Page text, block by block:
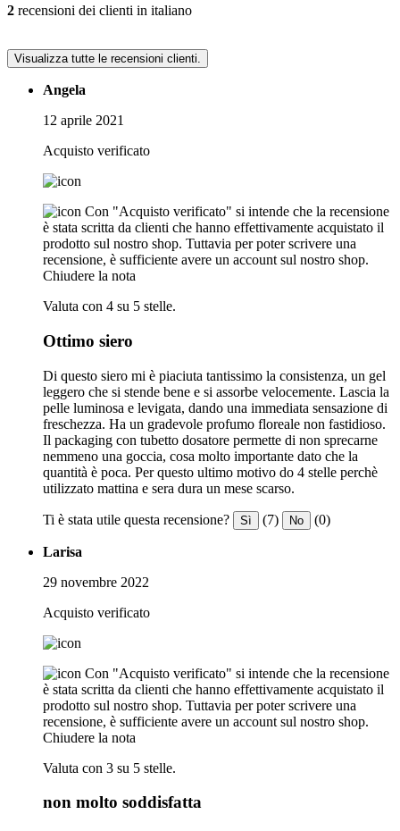
2 recensioni dei clienti in italiano
Visualizza tutte le recensioni clienti.
Angela
12 aprile 2021
Acquisto verificato
Con "Acquisto verificato" si intende che la recensione
è stata scritta da clienti che hanno effettivamente acquistato il
prodotto sul nostro shop. Tuttavia per poter scrivere una
recensione, è sufficiente avere un account sul nostro shop.
Chiudere la nota
Valuta con 4 su 5 stelle.
Ottimo siero
Di questo siero mi è piaciuta tantissimo la consistenza, un gel
leggero che si stende bene e si assorbe velocemente. Lascia la
pelle luminosa e levigata, dando una immediata sensazione di
freschezza. Ha un gradevole profumo floreale non fastidioso.
Il packaging con tubetto dosatore permette di non sprecarne
nemmeno una goccia, cosa molto importante dato che la
quantità è poca. Per questo ultimo motivo do 4 stelle perchè
utilizzato mattina e sera dura un mese scarso.
Ti è stata utile questa recensione? Sì (7) No (0)
Larisa
29 novembre 2022
Acquisto verificato
Con "Acquisto verificato" si intende che la recensione
è stata scritta da clienti che hanno effettivamente acquistato il
prodotto sul nostro shop. Tuttavia per poter scrivere una
recensione, è sufficiente avere un account sul nostro shop.
Chiudere la nota
Valuta con 3 su 5 stelle.
non molto soddisfatta